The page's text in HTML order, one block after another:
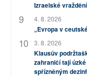
Izraelské
4. 8. 2026
„Evropa v
3. 8. 2026
Klausův
zahraničí tají
spřízněným